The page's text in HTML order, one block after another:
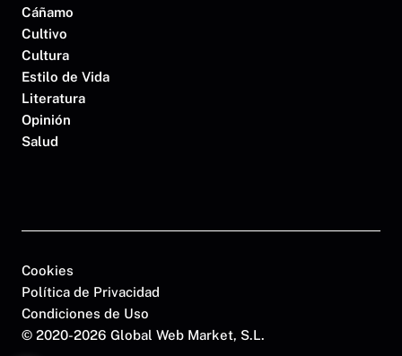
Cáñamo
Cultivo
Cultura
Estilo de Vida
Literatura
Opinión
Salud
© 2020-2026 Global Web Market, S.L.
Cookies
Política de Privacidad
Condiciones de Uso